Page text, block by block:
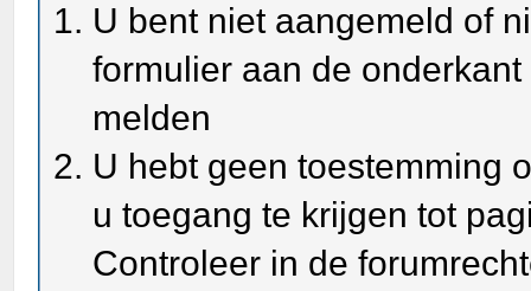
U bent niet aangemeld of
formulier aan de
melden
U hebt geen toestemming
u toegang te krijgen tot
Controleer in de